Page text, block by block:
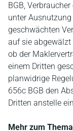
BGB,
unter
geschwächten
auf sie
ob der
einem Dritten
planwidrige
656c BGB den
Dritten anstelle
Mehr zum